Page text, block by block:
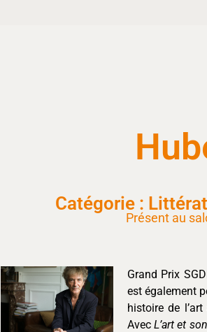
Catégorie :
Présent au
Grand Prix
est également
histoire de
AvecL’art et